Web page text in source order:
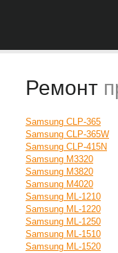
Ремонт
Samsung CLP-365
Samsung CLP-365W
Samsung CLP-415N
Samsung M3320
Samsung M3820
Samsung M4020
Samsung ML-1210
Samsung ML-1220
Samsung ML-1250
Samsung ML-1510
Samsung ML-1520